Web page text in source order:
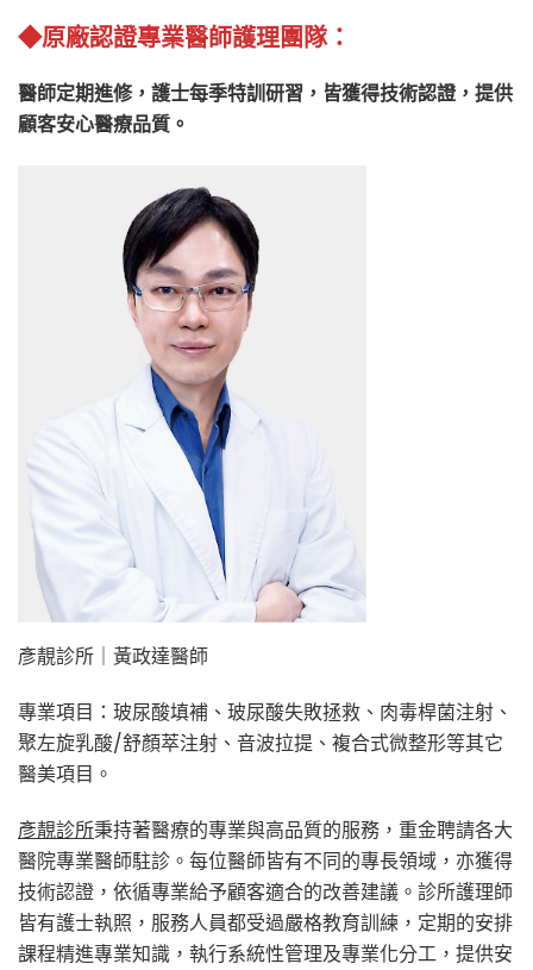
◆原廠認證專業醫師護理團隊：
醫師定期進修，護士每季特訓研習，皆獲得技術認證，提供
顧客安心醫療品質。
彥靚診所｜黃政達醫師
專業項目：玻尿酸填補、玻尿酸失敗拯救、肉毒桿菌注射、
聚左旋乳酸/舒顏萃注射、音波拉提、複合式微整形等其它
醫美項目。
彥靚診所秉持著醫療的專業與高品質的服務，重金聘請各大
醫院專業醫師駐診。每位醫師皆有不同的專長領域，亦獲得
技術認證，依循專業給予顧客適合的改善建議。診所護理師
皆有護士執照，服務人員都受過嚴格教育訓練，定期的安排
課程精進專業知識，執行系統性管理及專業化分工，提供安